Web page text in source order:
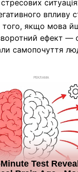
впливу
того, якщо мова
ефект —
самопочуття
РЕКЛАМА